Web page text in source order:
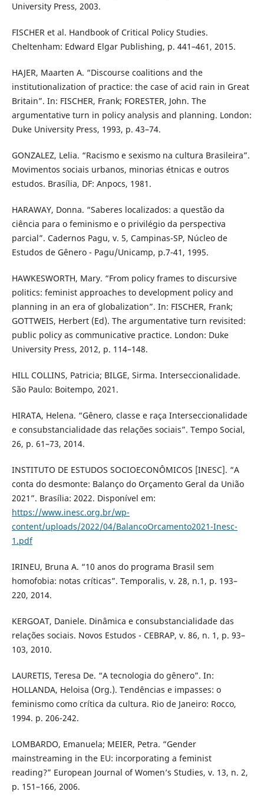
University Press, 2003.
FISCHER et al. Handbook of Critical Policy Studies.
Cheltenham: Edward Elgar Publishing, p. 441–461, 2015.
HAJER, Maarten A. “Discourse coalitions and the
institutionalization of practice: the case of acid rain in Great
Britain”. In: FISCHER, Frank; FORESTER, John. The
argumentative turn in policy analysis and planning. London:
Duke University Press, 1993, p. 43–74.
GONZALEZ, Lelia. “Racismo e sexismo na cultura Brasileira”.
Movimentos sociais urbanos, minorias étnicas e outros
estudos. Brasília, DF: Anpocs, 1981.
HARAWAY, Donna. “Saberes localizados: a questão da
ciência para o feminismo e o privilégio da perspectiva
parcial”. Cadernos Pagu, v. 5, Campinas-SP, Núcleo de
Estudos de Gênero - Pagu/Unicamp, p.7-41, 1995.
HAWKESWORTH, Mary. “From policy frames to discursive
politics: feminist approaches to development policy and
planning in an era of globalization”. In: FISCHER, Frank;
GOTTWEIS, Herbert (Ed). The argumentative turn revisited:
public policy as communicative practice. London: Duke
University Press, 2012, p. 114–148.
HILL COLLINS, Patricia; BILGE, Sirma. Interseccionalidade.
São Paulo: Boitempo, 2021.
HIRATA, Helena. “Gênero, classe e raça Interseccionalidade
e consubstancialidade das relações sociais”. Tempo Social,
26, p. 61–73, 2014.
INSTITUTO DE ESTUDOS SOCIOECONÔMICOS [INESC]. “A
conta do desmonte: Balanço do Orçamento Geral da União
2021”. Brasília: 2022. Disponível em:
https://www.inesc.org.br/wp-
content/uploads/2022/04/BalancoOrcamento2021-Inesc-
1.pdf
IRINEU, Bruna A. “10 anos do programa Brasil sem
homofobia: notas críticas”. Temporalis, v. 28, n.1, p. 193–
220, 2014.
KERGOAT, Daniele. Dinâmica e consubstancialidade das
relações sociais. Novos Estudos - CEBRAP, v. 86, n. 1, p. 93–
103, 2010.
LAURETIS, Teresa De. “A tecnologia do gênero”. In:
HOLLANDA, Heloisa (Org.). Tendências e impasses: o
feminismo como crítica da cultura. Rio de Janeiro: Rocco,
1994. p. 206-242.
LOMBARDO, Emanuela; MEIER, Petra. “Gender
mainstreaming in the EU: incorporating a feminist
reading?” European Journal of Women’s Studies, v. 13, n. 2,
p. 151–166, 2006.